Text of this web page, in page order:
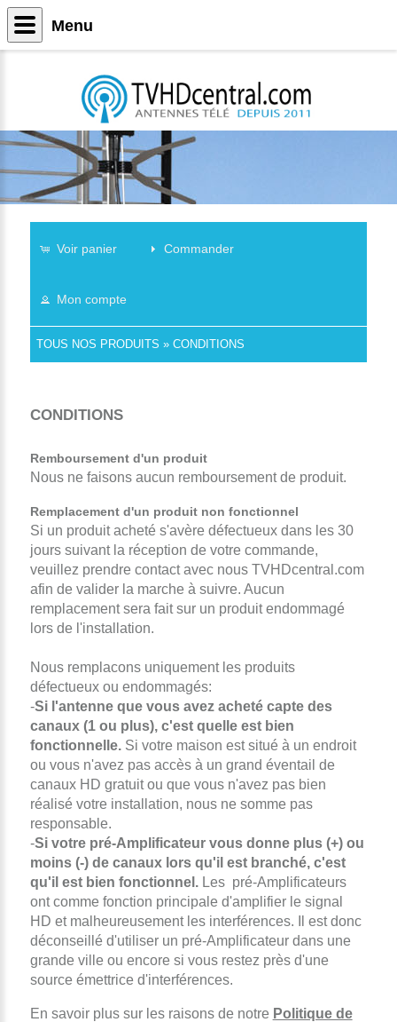
Voir panier Commander
Mon compte
TOUS NOS PRODUITS » CONDITIONS
CONDITIONS
Remboursement d'un produit
Nous ne faisons aucun remboursement de produit.
Remplacement d'un produit non fonctionnel
Si un produit acheté s'avère défectueux dans les 30
jours suivant la réception de votre commande,
veuillez prendre contact avec nous TVHDcentral.com
afin de valider la marche à suivre. Aucun
remplacement sera fait sur un produit endommagé
lors de l'installation.
Nous remplacons uniquement les produits
défectueux ou endommagés:
-Si l'antenne que vous avez acheté capte des
canaux (1 ou plus), c'est quelle est bien
fonctionnelle.Si votre maison est situé à un endroit
ou vous n'avez pas accès à un grand éventail de
canaux HD gratuit ou que vous n'avez pas bien
réalisé votre installation, nous ne somme pas
responsable.
-Si votre pré-Amplificateur vous donne plus (+) ou
moins (-) de canaux lors qu'il est branché, c'est
qu'il est bien fonctionnel. Les pré-Amplificateurs
ont comme fonction principale d'amplifier le signal
HD et malheureusement les interférences. Il est donc
déconseillé d'utiliser un pré-Amplificateur dans une
grande ville ou encore si vous restez près d'une
source émettrice d'interférences.
En savoir plus sur les raisons de notre Politique de
Menu